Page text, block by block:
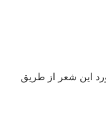
این شعر از طریق